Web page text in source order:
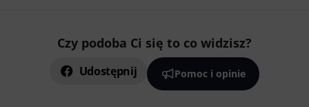
Czy podoba Ci się to co widzisz?
Udostępnij Pomoc i opinie